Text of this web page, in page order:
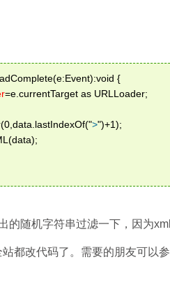
{
=e.currentTarget as URLLoader;
>")+1);
的随机字符串过滤一下，因为
都改代码了。需要的朋友可以参